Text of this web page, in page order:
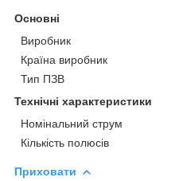
Основні
Виробник
Країна виробник
Тип ПЗВ
Технічні характеристики
Номінальний струм
Кількість полюсів
Приховати